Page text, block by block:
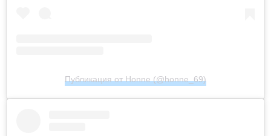
Публикация от Honne (@honne_69)